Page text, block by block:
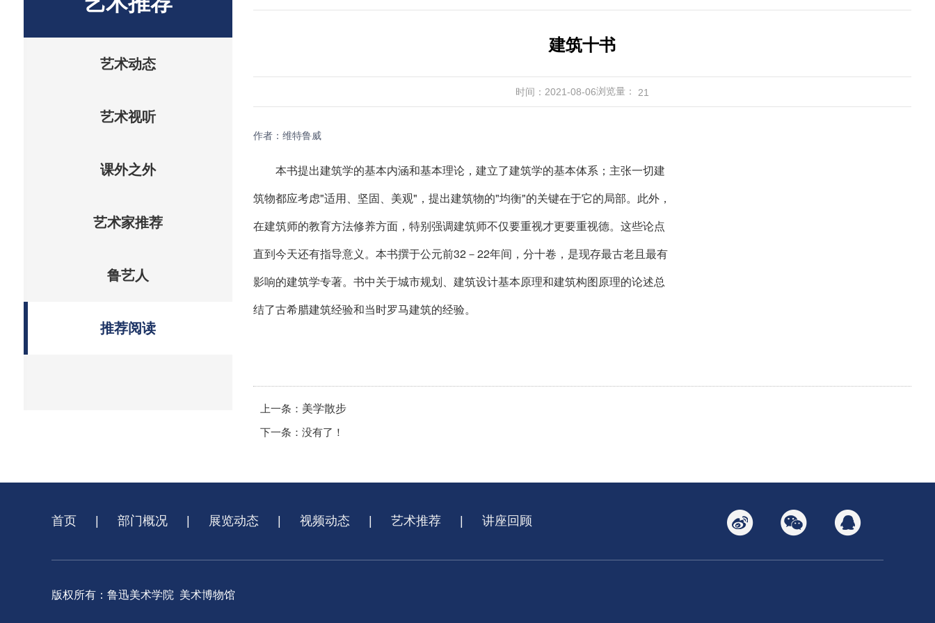
艺术动态
艺术视听
课外之外
艺术家推荐
鲁艺人
推荐阅读
建筑十书
时间：2021-08-06浏览量： 21
作者：维特鲁威
本书提出建筑学的基本内涵和基本理论，建立了建筑学的基本体系；主张一切建
筑物都应考虑"适用、坚固、美观"，提出建筑物的"均衡"的关键在于它的局部。此外，
在建筑师的教育方法修养方面，特别强调建筑师不仅要重视才更要重视德。这些论点
直到今天还有指导意义。本书撰于公元前32－22年间，分十卷，是现存最古老且最有
影响的建筑学专著。书中关于城市规划、建筑设计基本原理和建筑构图原理的论述总
结了古希腊建筑经验和当时罗马建筑的经验。
上一条： 美学散步
下一条：没有了！
首页 | 部门概况 | 展览动态 | 视频动态 | 艺术推荐 | 讲座回顾
版权所有：鲁迅美术学院 美术博物馆